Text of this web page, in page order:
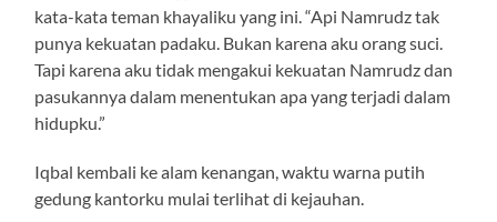
kata-kata teman khayaliku yang ini. “Api Namrudz tak
punya kekuatan padaku. Bukan karena aku orang suci.
Tapi karena aku tidak mengakui kekuatan Namrudz dan
pasukannya dalam menentukan apa yang terjadi dalam
hidupku.”
Iqbal kembali ke alam kenangan, waktu warna putih
gedung kantorku mulai terlihat di kejauhan.